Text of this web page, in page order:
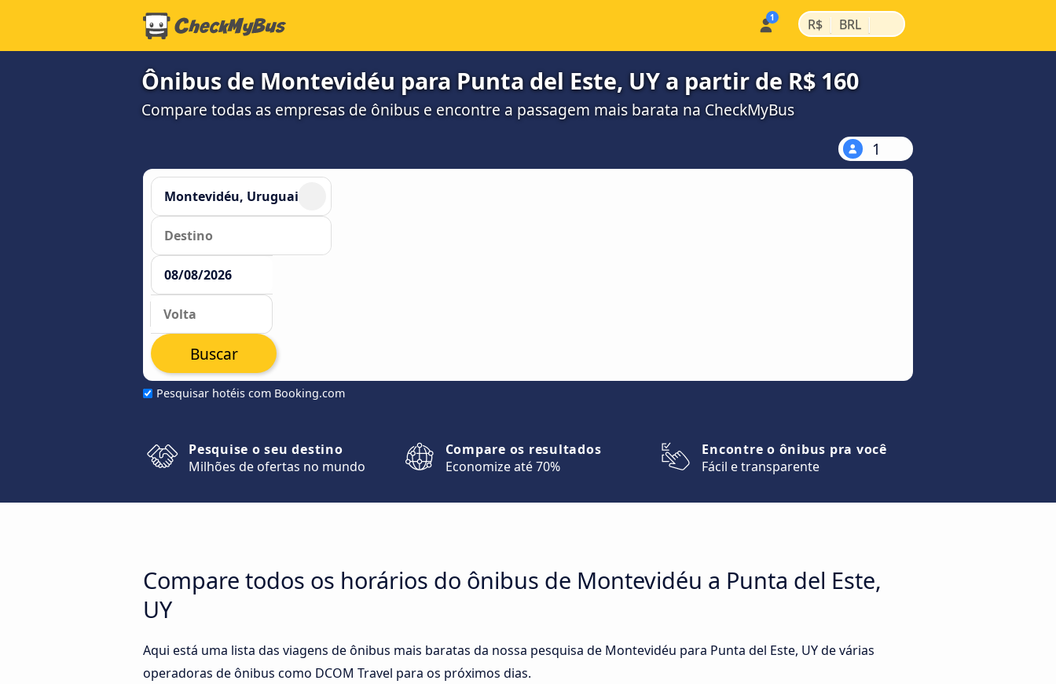
R$ | BRL |
Ônibus de Montevidéu para Punta del Este, UY a partir de R$ 160
Compare todas as empresas de ônibus e encontre a passagem mais barata na CheckMyBus
1
Pesquisar hotéis com Booking.com
Buscar
Pesquise o seu destino
Milhões de ofertas no mundo
Compare os resultados
Economize até 70%
Encontre o ônibus pra você
Fácil e transparente
Compare todos os horários do ônibus de Montevidéu a Punta del Este,
UY
Aqui está uma lista das viagens de ônibus mais baratas da nossa pesquisa de Montevidéu para Punta del Este, UY de várias
operadoras de ônibus como DCOM Travel para os próximos dias.